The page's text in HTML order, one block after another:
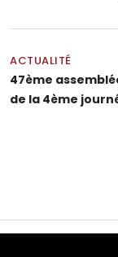
ACTUALITÉ
47ème
de la 4ème